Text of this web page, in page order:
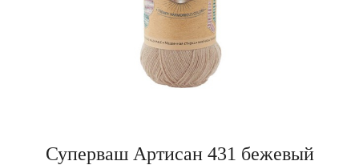
Суперваш Артисан 431 бежевый